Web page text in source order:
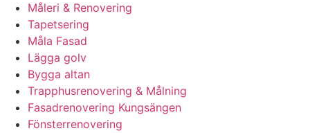
Måleri & Renovering
Tapetsering
Måla Fasad
Lägga golv
Bygga altan
Trapphusrenovering & Målning
Fasadrenovering Kungsängen
Fönsterrenovering